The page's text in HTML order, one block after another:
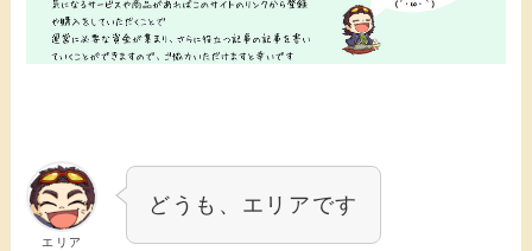
エリア
どうも、エリアです